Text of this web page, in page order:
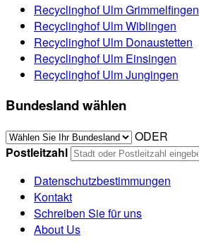
Recyclinghof Ulm Grimmelfingen
Recyclinghof Ulm Wiblingen
Recyclinghof Ulm Donaustetten
Recyclinghof Ulm Einsingen
Recyclinghof Ulm Jungingen
Bundesland wählen
ODER
Postleitzahl
Datenschutzbestimmungen
Kontakt
Schreiben Sie für uns
About Us